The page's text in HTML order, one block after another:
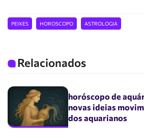
PEIXES HOROSCOPO ASTROLOGIA
Relacionados
horóscopo de
novas ideias
dos aquarianos